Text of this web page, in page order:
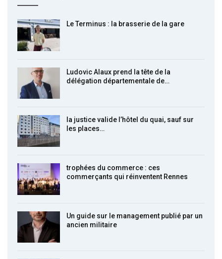
Le Terminus : la brasserie de la gare
Ludovic Alaux prend la tête de la
délégation départementale de…
la justice valide l’hôtel du quai, sauf sur
les places…
trophées du commerce : ces
commerçants qui réinventent Rennes
Un guide sur le management publié par un
ancien militaire